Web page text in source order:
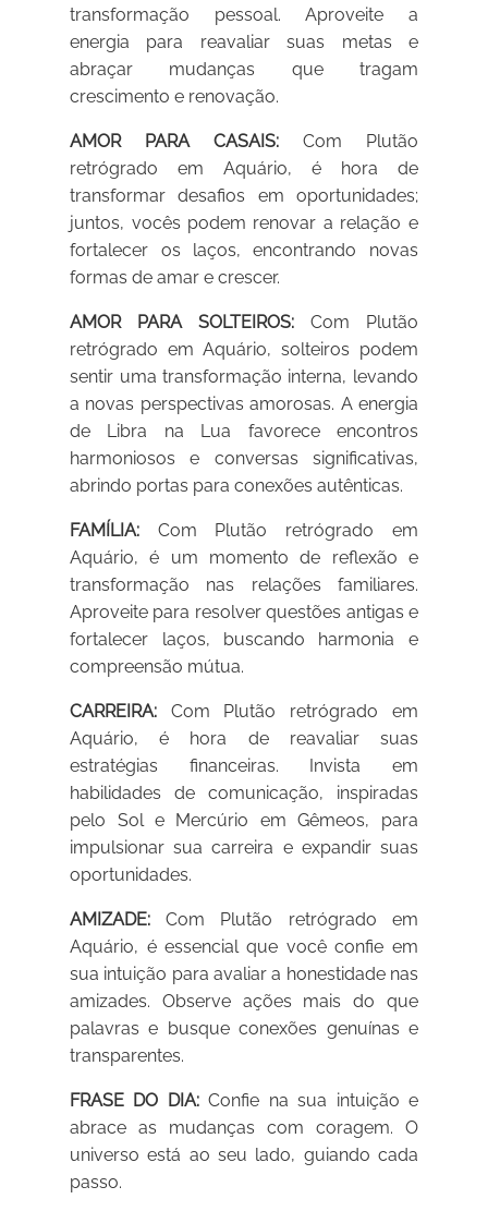
transformação pessoal. Aproveite a
energia para reavaliar suas metas e
abraçar mudanças que tragam
crescimento e renovação.
AMOR PARA CASAIS: Com Plutão
retrógrado em Aquário, é hora de
transformar desafios em oportunidades;
juntos, vocês podem renovar a relação e
fortalecer os laços, encontrando novas
formas de amar e crescer.
AMOR PARA SOLTEIROS: Com Plutão
retrógrado em Aquário, solteiros podem
sentir uma transformação interna, levando
a novas perspectivas amorosas. A energia
de Libra na Lua favorece encontros
harmoniosos e conversas significativas,
abrindo portas para conexões autênticas.
FAMÍLIA: Com Plutão retrógrado em
Aquário, é um momento de reflexão e
transformação nas relações familiares.
Aproveite para resolver questões antigas e
fortalecer laços, buscando harmonia e
compreensão mútua.
CARREIRA: Com Plutão retrógrado em
Aquário, é hora de reavaliar suas
estratégias financeiras. Invista em
habilidades de comunicação, inspiradas
pelo Sol e Mercúrio em Gêmeos, para
impulsionar sua carreira e expandir suas
oportunidades.
AMIZADE: Com Plutão retrógrado em
Aquário, é essencial que você confie em
sua intuição para avaliar a honestidade nas
amizades. Observe ações mais do que
palavras e busque conexões genuínas e
transparentes.
FRASE DO DIA:Confie na sua intuição e
abrace as mudanças com coragem. O
universo está ao seu lado, guiando cada
passo.